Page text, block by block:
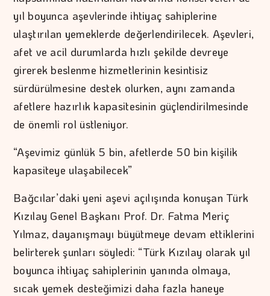
yıl boyunca aşevlerinde ihtiyaç sahiplerine
ulaştırılan yemeklerde değerlendirilecek. Aşevleri,
afet ve acil durumlarda hızlı şekilde devreye
girerek beslenme hizmetlerinin kesintisiz
sürdürülmesine destek olurken, aynı zamanda
afetlere hazırlık kapasitesinin güçlendirilmesinde
de önemli rol üstleniyor.
“Aşevimiz günlük 5 bin, afetlerde 50 bin kişilik
kapasiteye ulaşabilecek”
Bağcılar’daki yeni aşevi açılışında konuşan Türk
Kızılay Genel Başkanı Prof. Dr. Fatma Meriç
Yılmaz, dayanışmayı büyütmeye devam ettiklerini
belirterek şunları söyledi: “Türk Kızılay olarak yıl
boyunca ihtiyaç sahiplerinin yanında olmaya,
sıcak yemek desteğimizi daha fazla haneye